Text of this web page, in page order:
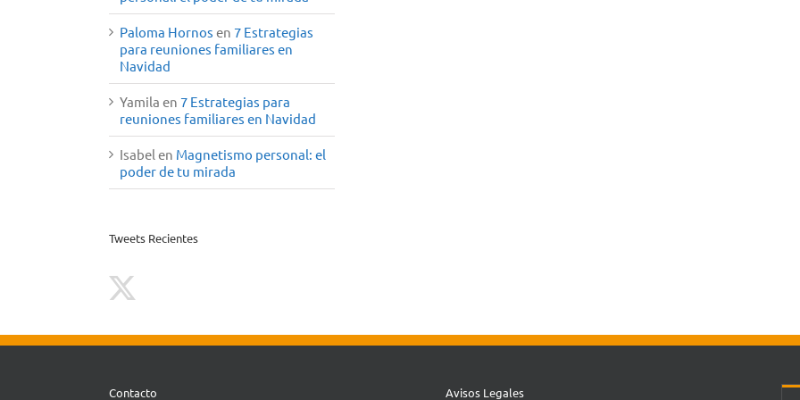
Paloma Hornos en 7 Estrategias
para reuniones familiares en
Navidad
Yamila en 7 Estrategias para
reuniones familiares en Navidad
Isabel en Magnetismo personal: el
poder de tu mirada
Tweets Recientes
Contacto Avisos Legales